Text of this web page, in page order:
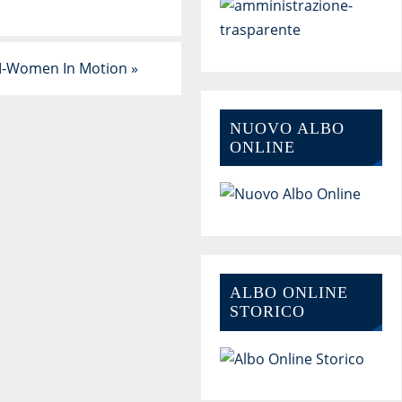
Women In Motion »
NUOVO ALBO
ONLINE
ALBO ONLINE
STORICO